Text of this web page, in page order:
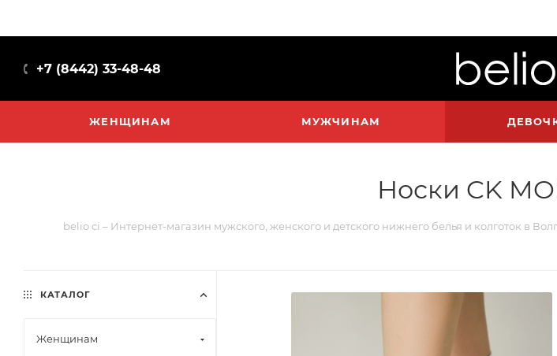
+7 (8442) 33-48-48
ЖЕНЩИНАМ МУЖЧИНАМ
Носки CK
belio ci – Интернет-магазин мужского, женского и детского нижнего белья и колготок в
КАТАЛОГ
Женщинам